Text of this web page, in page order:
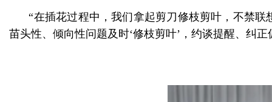
“在插花过程中，我们拿起剪刀修枝剪叶，不禁
苗头性、倾向性问题及时‘修枝剪叶’，约谈提醒、纠